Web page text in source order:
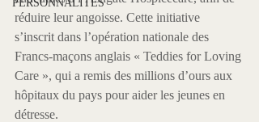
PERSONNALITES
réduire leur angoisse. Cette initiative
s’inscrit dans l’opération nationale des
Francs-maçons anglais « Teddies for Loving
Care », qui a remis des millions d’ours aux
hôpitaux du pays pour aider les jeunes en
détresse.